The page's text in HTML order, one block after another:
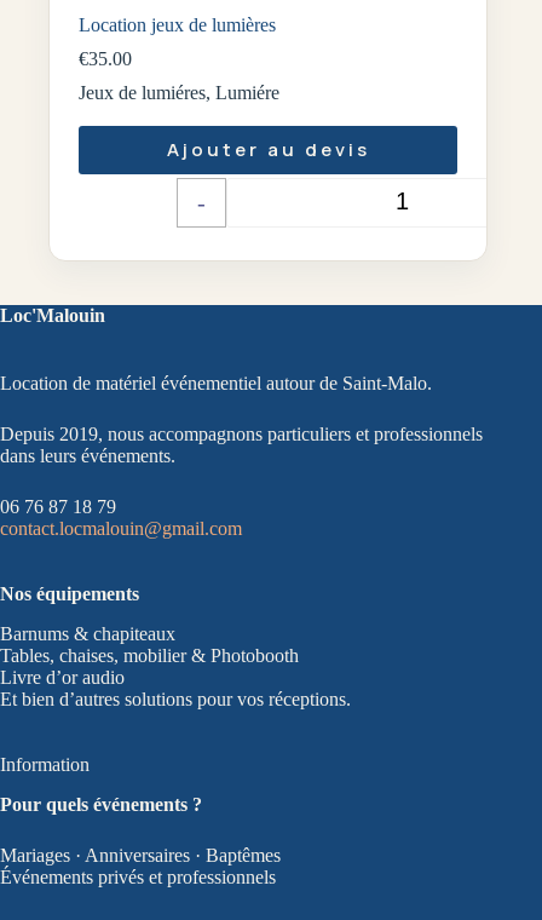
Location jeux de lumières
€35.00
Jeux de lumiéres, Lumiére
-
Ajouter au devis
Loc'Malouin
Location de matériel événementiel autour de Saint-Malo.
Depuis 2019, nous accompagnons particuliers et professionnels
dans leurs événements.
06 76 87 18 79
contact.locmalouin@gmail.com
Nos équipements
Barnums & chapiteaux
Tables, chaises, mobilier & Photobooth
Livre d’or audio
Et bien d’autres solutions pour vos réceptions.
Information
Pour quels événements ?
Mariages · Anniversaires · Baptêmes
Événements privés et professionnels